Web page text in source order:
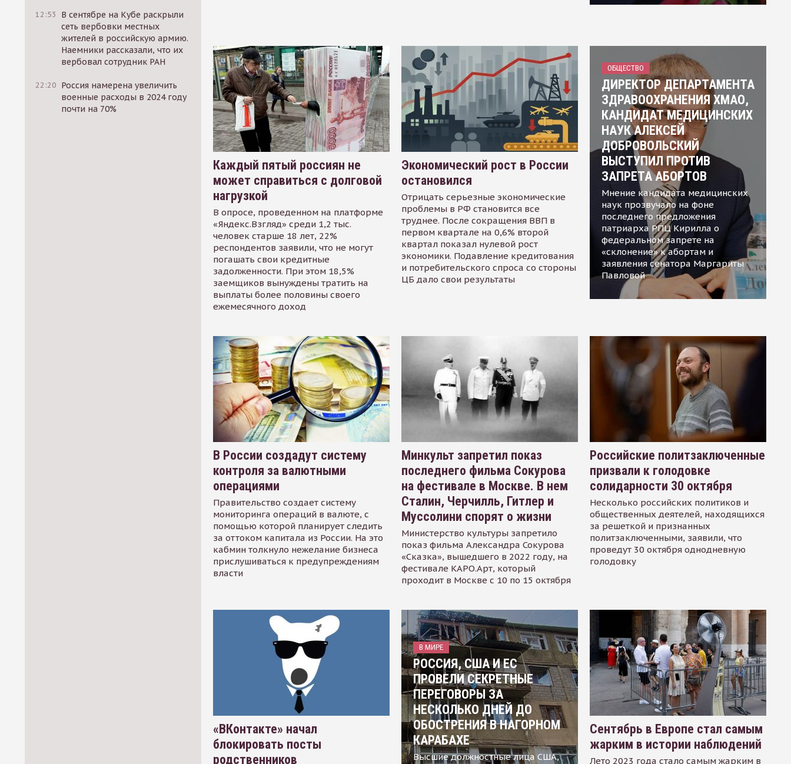
12:53
В сентябре на Кубе раскрыли
сеть вербовки местных
жителей в российскую армию.
Наемники рассказали, что их
вербовал сотрудник РАН
22:20 Россия намерена увеличить
военные расходы в 2024 году
почти на 70%
Каждый пятый россиян не
может справиться с долговой
нагрузкой
В опросе, проведенном на платформе
«Яндекс.Взгляд» среди 1,2 тыс.
человек старше 18 лет, 22%
респондентов заявили, что не могут
погашать свои кредитные
задолженности. При этом 18,5%
заемщиков вынуждены тратить на
выплаты более половины своего
ежемесячного доход
Экономический рост в России
остановился
Отрицать серьезные экономические
проблемы в РФ становится все
труднее. После сокращения ВВП в
первом квартале на 0,6% второй
квартал показал нулевой рост
экономики. Подавление кредитования
и потребительского спроса со стороны
ЦБ дало свои результаты
ОБЩЕСТВО
ДИРЕКТОР ДЕПАРТАМЕНТА
ЗДРАВООХРАНЕНИЯ ХМАО,
КАНДИДАТ МЕДИЦИНСКИХ
НАУК АЛЕКСЕЙ
ДОБРОВОЛЬСКИЙ
ВЫСТУПИЛ ПРОТИВ
ЗАПРЕТА АБОРТОВ
Мнение кандидата медицинских
наук прозвучало на фоне
последнего предложения
патриарха РПЦ Кирилла о
федеральном запрете на
«склонение» к абортам и
заявления сенатора Маргариты
Павловой
В России создадут систему
контроля за валютными
операциями
Правительство создает систему
мониторинга операций в валюте, с
помощью которой планирует следить
за оттоком капитала из России. На это
кабмин толкнуло нежелание бизнеса
прислушиваться к предупреждениям
власти
Минкульт запретил показ
последнего фильма Сокурова
на фестивале в Москве. В нем
Сталин, Черчилль, Гитлер и
Муссолини спорят о жизни
Министерство культуры запретило
показ фильма Александра Сокурова
«Сказка», вышедшего в 2022 году, на
фестивале КАРО.Арт, который
проходит в Москве с 10 по 15 октября
Российские политзаключенные
призвали к голодовке
солидарности 30 октября
Несколько российских политиков и
общественных деятелей, находящихся
за решеткой и признанных
политзаключенными, заявили, что
проведут 30 октября однодневную
голодовку
«ВКонтакте» начал
блокировать посты
родственников
В МИРЕ
РОССИЯ, США И ЕС
ПРОВЕЛИ СЕКРЕТНЫЕ
ПЕРЕГОВОРЫ ЗА
НЕСКОЛЬКО ДНЕЙ ДО
ОБОСТРЕНИЯ В НАГОРНОМ
КАРАБАХЕ
Высшие должностные лица США,
Сентябрь в Европе стал самым
жарким в истории наблюдений
Лето 2023 года стало самым жарким в